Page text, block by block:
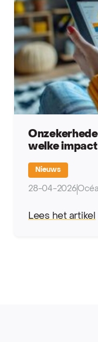
welke
Nieuws
28-04-2026
Lees het artikel